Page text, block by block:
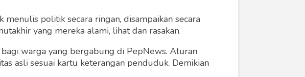
politik secara ringan, disampaikan secara
yang mereka alami, lihat dan rasakan.
warga yang bergabung di PepNews. Aturan
asli sesuai kartu keterangan penduduk. Demikian